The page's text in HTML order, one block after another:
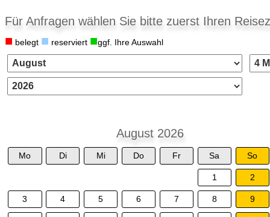
Für Anfragen wählen Sie bitte zuerst Ihren
■ belegt ■ reserviert ■ggf. Ihre Auswahl
August 2026
Mo Di Mi Do Fr Sa So
1 2
3 4 5 6 7 8 9